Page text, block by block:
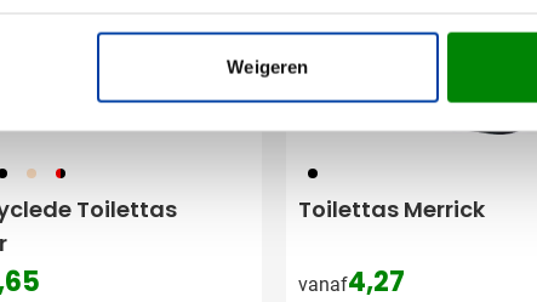
Weigeren
357 008
Toilettas
001
Toilettas Merrick
vanaf4,27